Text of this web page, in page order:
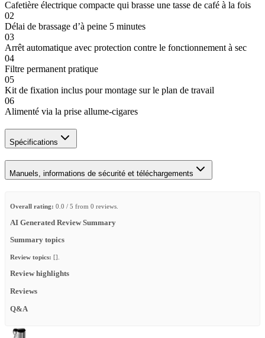
Cafetière électrique compacte qui brasse une tasse de café à la fois
02
Délai de brassage d’à peine 5 minutes
03
Arrêt automatique avec protection contre le fonctionnement à sec
04
Filtre permanent pratique
05
Kit de fixation inclus pour montage sur le plan de travail
06
Alimenté via la prise allume-cigares
Spécifications
Manuels, informations de sécurité et téléchargements
Overall rating: 0.0 / 5 from 0 reviews.
AI Generated Review Summary
Summary topics
Review topics: [].
Review highlights
Reviews
Q&A